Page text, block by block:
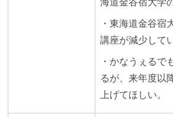
海道金谷宿大学
・東海道金谷宿
講座が減少して
・かなうぇるで
るが、来年度以
上げてほしい。